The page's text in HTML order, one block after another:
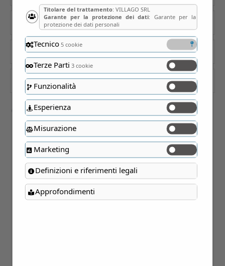
Categorie
Prezzo
Residenze
Azzera tutti i filtri
Titolare del trattamento: VILLAGO SRL
Garante per la protezione dei dati: Garante per la
protezione dei dati personali
Tecnico5 cookie
Terze Parti 3 cookie
Funzionalità
Esperienza
Misurazione
Marketing
Definizioni e riferimenti legali
Approfondimenti